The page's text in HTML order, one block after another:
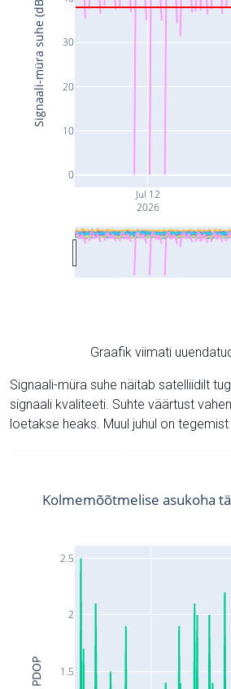
Jul 12
2026
0
10
20
30
Signaali-müra suhe (dB)
Graafik viimati
Signaali-müra suhe näitab satelliidilt
signaali kvaliteeti. Suhte väärtust
loetakse heaks. Muul juhul on tegemist
1.5
2
2.5
Kolmemõõtmelise asukoha
PDOP